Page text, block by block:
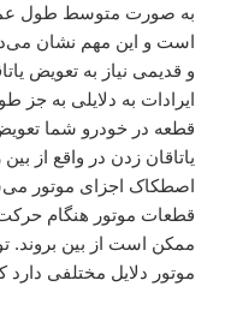
است و این مهم نشان
و قدیمی نیاز به تعویض
ایرادات به دلایلی به جز
قطعه در خودرو شما
یاتاقان زدن در واقع از
اصطکاک اجزای موتور
قطعات موتور هنگام حرکت
ممکن است از بین بروند.
موتور دلایل مختلفی